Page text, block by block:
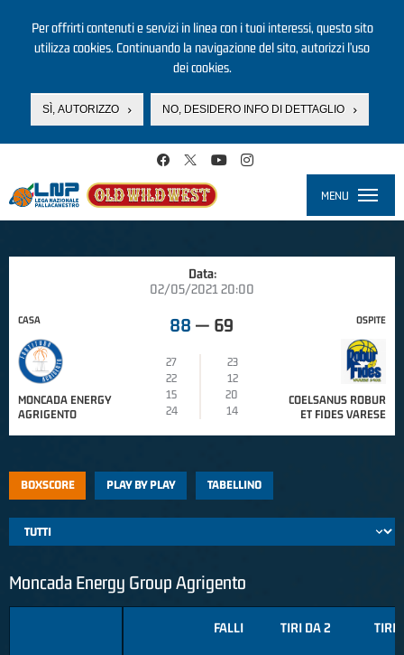
Per offrirti contenuti e servizi in linea con i tuoi interessi, questo sito
utilizza cookies. Continuando la navigazione del sito, autorizzi l’uso
dei cookies.
SÌ, AUTORIZZO NO, DESIDERO INFO DI DETTAGLIO
MENU
Data:
02/05/2021 20:00
CASA
MONCADA ENERGY
AGRIGENTO
88 — 69
27
23
22
12
15
20
24
14
OSPITE
COELSANUS ROBUR
ET FIDES VARESE
BOXSCORE PLAY BY PLAY TABELLINO
Moncada Energy Group Agrigento
FALLI TIRI DA 2 TIRI